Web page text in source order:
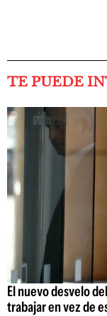
TE PUEDE
El nuevo desvelo
trabajar en vez de